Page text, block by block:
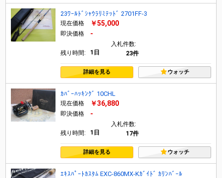
23ﾜｰﾙﾄﾞｼｬｳﾗﾘﾐﾃｯﾄﾞ 2701FF-3
現在価格 ￥55,000
即決価格 -
残り時間: 1日
入札件数:
23件
詳細を見る ウォッチ
ｶﾊﾞｰﾊｯｷﾝｸﾞ 10CHL
現在価格 ￥36,880
即決価格 -
残り時間: 1日
入札件数:
17件
詳細を見る ウォッチ
ｴｷｽﾊﾟｰﾄｶｽﾀﾑ EXC-860MX-Kｶﾞｲﾄﾞ ｶﾘﾝﾊﾞｰﾙ